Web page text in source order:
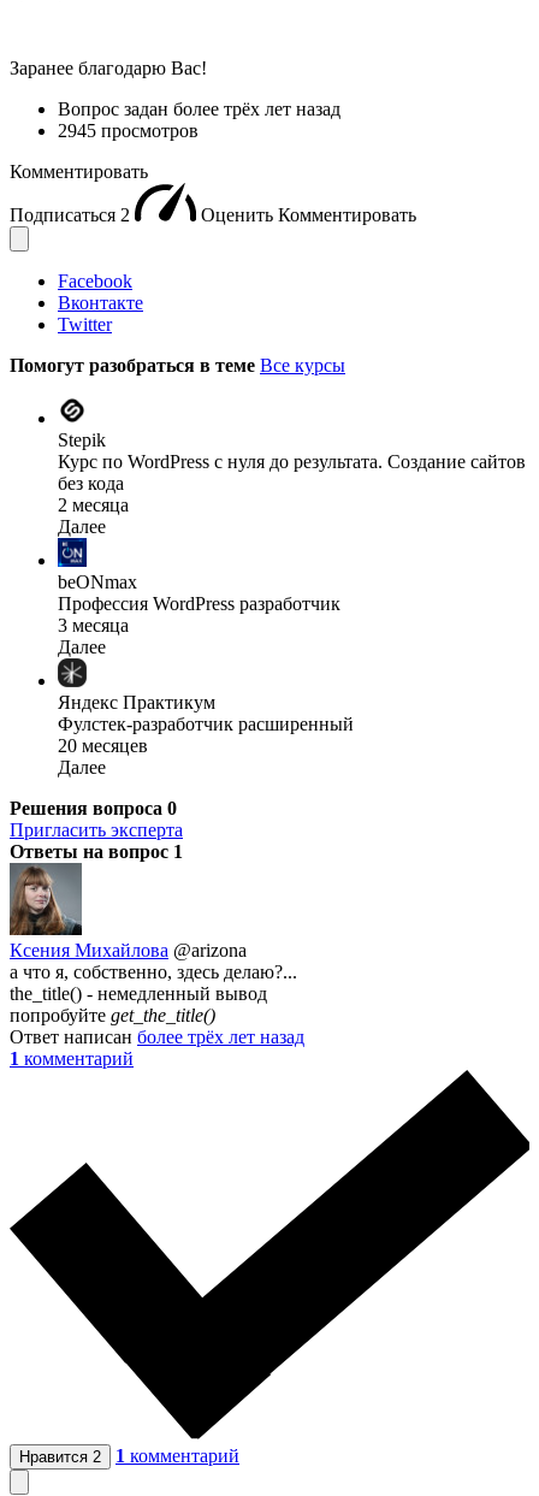
Заранее благодарю Вас!
Вопрос задан более трёх лет назад
2945 просмотров
Комментировать
Подписаться 2 Оценить Комментировать
Facebook
Вконтакте
Twitter
Помогут разобраться в теме Все курсы
Stepik
Курс по WordPress с нуля до результата. Создание сайтов
без кода
2 месяца
Далее
beONmax
Профессия WordPress разработчик
3 месяца
Далее
Яндекс Практикум
Фулстек-разработчик расширенный
20 месяцев
Далее
Решения вопроса 0
Пригласить эксперта
Ответы на вопрос 1
Ксения Михайлова @arizona
а что я, собственно, здесь делаю?...
the_title() - немедленный вывод
попробуйте get_the_title()
Ответ написан более трёх лет назад
1 комментарий
Нравится 2 1 комментарий